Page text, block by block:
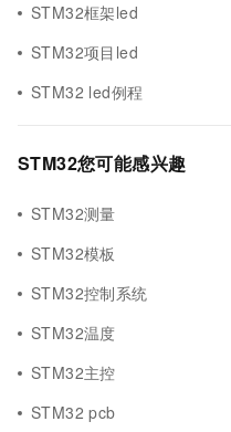
STM32框架led
STM32项目led
STM32 led例程
STM32您可能感兴趣
STM32测量
STM32模板
STM32控制系统
STM32温度
STM32主控
STM32 pcb